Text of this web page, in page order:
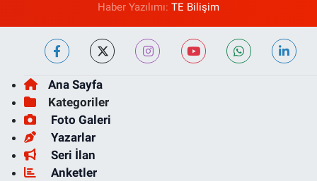
Haber Yazılımı: TE Bilişim
Ana Sayfa
Kategoriler
Foto Galeri
Yazarlar
Seri İlan
Anketler